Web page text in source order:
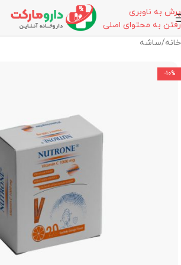
پرش به ناوبری
رفتن به محتوای اصلی
خانه/ساشه
-10%